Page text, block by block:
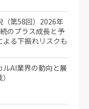
（第58回）2026年
のプラス成長と予
る下振れリスクも
ルAI業界の動向と展